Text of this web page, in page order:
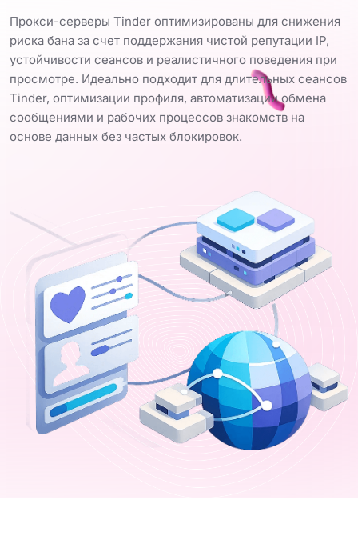
Прокси-серверы Tinder оптимизированы для снижения
риска бана за счет поддержания чистой репутации IP,
устойчивости сеансов и реалистичного поведения при
просмотре. Идеально подходит для длительных сеансов
Tinder, оптимизации профиля, автоматизации обмена
сообщениями и рабочих процессов знакомств на
основе данных без частых блокировок.